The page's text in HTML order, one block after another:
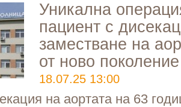
Уникална
пациент с
заместване на
от ново
18.07.25 13:00
на аортата на 63